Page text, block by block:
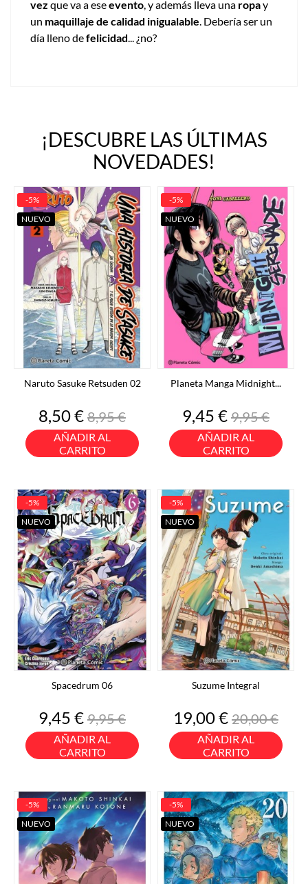
vez que va a eseevento, y además lleva una ropay
un maquillaje de calidad inigualable. Debería ser un
día lleno defelicidad... ¿no?
¡DESCUBRE LAS ÚLTIMAS
NOVEDADES!
Naruto Sasuke Retsuden 02
Precio
8,50 €Precio
base
8,95 €
AÑADIR AL
CARRITO
-5%
NUEVO
Planeta Manga Midnight...
Precio
9,45 €Precio
base
9,95 €
AÑADIR AL
CARRITO
-5%
NUEVO
Spacedrum 06
Precio
9,45 €Precio
base
9,95 €
AÑADIR AL
CARRITO
-5%
NUEVO
Suzume Integral
Precio
19,00 €Precio
base
20,00 €
AÑADIR AL
CARRITO
-5%
NUEVO
-5%
NUEVO
-5%
NUEVO